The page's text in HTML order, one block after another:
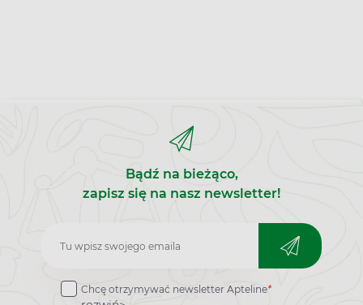
Bądź na bieżąco,
zapisz się na nasz newsletter!
Zapisz
do
Chcę otrzymywać newsletter Apteline*